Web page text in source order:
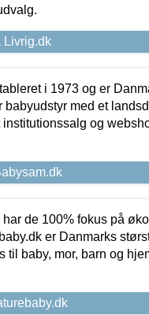
Livrig.dk
i 1973 og er
babyudstyr med et
og
har de 100% fokus på
er Danmarks
til baby, mor, barn og